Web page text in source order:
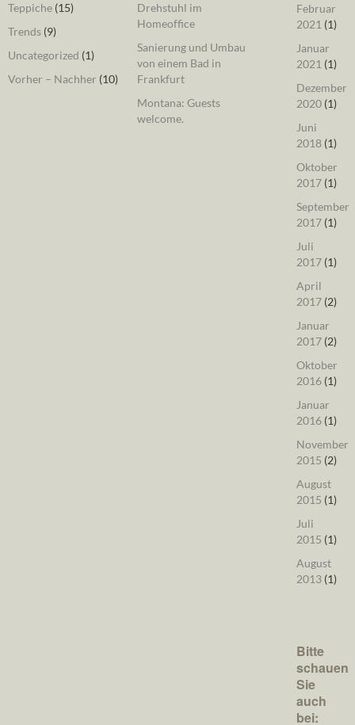
Teppiche (15)
Trends (9)
Uncategorized (1)
Vorher – Nachher (10)
Drehstuhl im
Homeoffice
Sanierung und Umbau
von einem Bad in
Frankfurt
Montana: Guests
welcome.
Februar
2021(1)
Januar
2021(1)
Dezember
2020(1)
Juni
2018(1)
Oktober
2017(1)
September
2017(1)
Juli
2017(1)
April
2017(2)
Januar
2017(2)
Oktober
2016(1)
Januar
2016(1)
November
2015 (2)
August
2015 (1)
Juli
2015 (1)
August
2013(1)
Bitte
schauen
Sie
auch
bei: